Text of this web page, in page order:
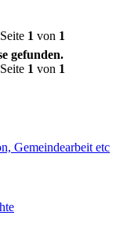
1 von 1
gefunden.
1 von 1
Gemeindearbeit etc